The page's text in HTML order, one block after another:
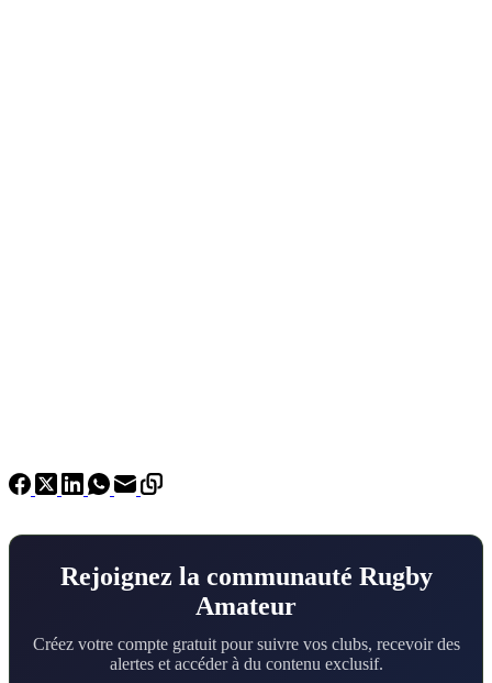
Rejoignez la communauté Rugby
Amateur
Créez votre compte gratuit pour suivre vos clubs, recevoir des
alertes et accéder à du contenu exclusif.